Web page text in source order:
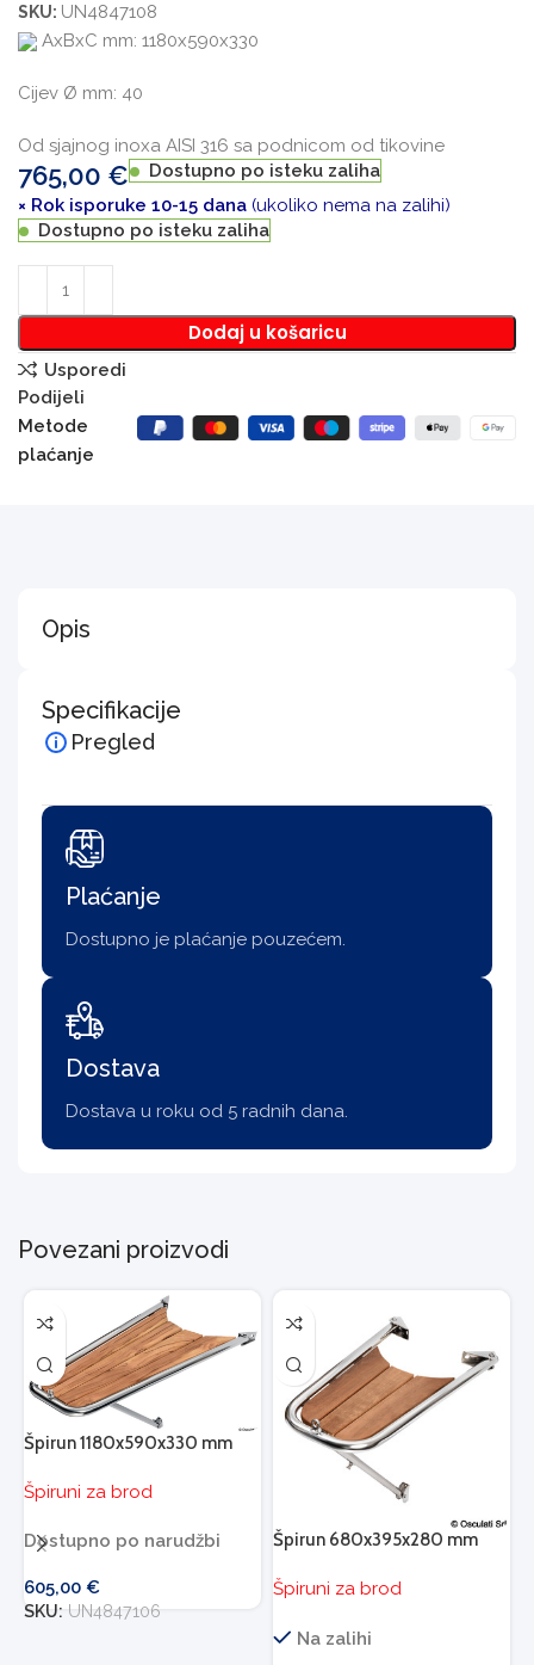
SKU: UN4847108
AxBxC mm: 1180x590x330
Cijev Ø mm: 40
Od sjajnog inoxa AISI 316 sa podnicom od tikovine
765,00 €
Dostupno po isteku zaliha
× Rok isporuke 10-15 dana (ukoliko nema na zalihi)
Dostupno po isteku zaliha
Dodaj u košaricu
Usporedi
Podijeli
Metode
plaćanje
Opis
Specifikacije
Pregled
Plaćanje
Dostupno je plaćanje pouzećem.
Dostava
Dostava u roku od 5 radnih dana.
Povezani proizvodi
Špirun 1180x590x330 mm
Špiruni za brod
Dostupno po narudžbi
605,00 €
SKU: UN4847106
Špirun 680x395x280 mm
Špiruni za brod
Na zalihi